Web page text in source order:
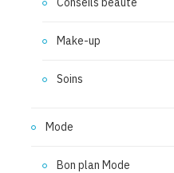
Make-up
Soins
Mode
Bon plan Mode